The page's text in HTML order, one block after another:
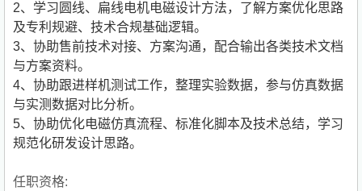
2、学习圆线、扁线电机电磁设计方法，了解方案优化思路
及专利规避、技术合规基础逻辑。
3、协助售前技术对接、方案沟通，配合输出各类技术文档
与方案资料。
4、协助跟进样机测试工作，整理实验数据，参与仿真数据
与实测数据对比分析。
5、协助优化电磁仿真流程、标准化脚本及技术总结，学习
规范化研发设计思路。
任职资格: